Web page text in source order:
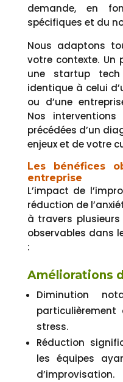
demande, en
spécifiques et du
Nous adaptons
votre contexte. Un
une startup
identique à celui
ou d’une
Nos
précédées d’un
enjeux et de votre
Les bénéfices
entreprise
L’impact de
réduction de
à travers
observables dans
:
Améliorations
Diminution
stress.
Réduction
les équipes
d’improvisation.